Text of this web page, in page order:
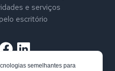
e serviços
escritório
semelhantes para